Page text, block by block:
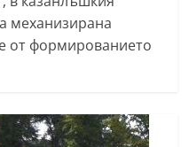
механизирана
от формированието